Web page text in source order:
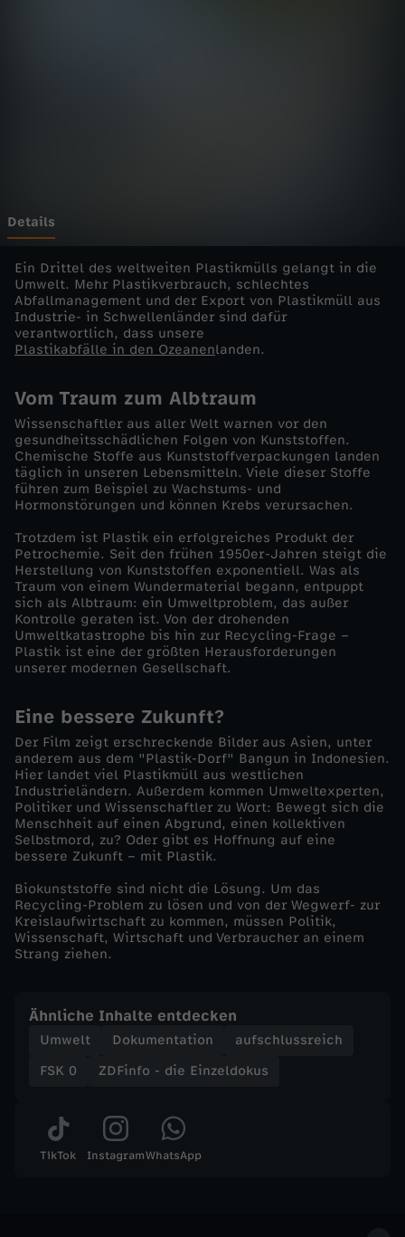
i
n
z
e
l
d
o
k
u
s
-
P
l
a
s
t
i
k
m
ü
l
Details
Ein Drittel des weltweiten Plastikmülls gelangt in die
Umwelt. Mehr Plastikverbrauch, schlechtes
Abfallmanagement und der Export von Plastikmüll aus
Industrie- in Schwellenländer sind dafür
verantwortlich, dass unsere
Plastikabfälle in den Ozeanenlanden.
Vom Traum zum Albtraum
Wissenschaftler aus aller Welt warnen vor den
gesundheitsschädlichen Folgen von Kunststoffen.
Chemische Stoffe aus Kunststoffverpackungen landen
täglich in unseren Lebensmitteln. Viele dieser Stoffe
führen zum Beispiel zu Wachstums- und
Hormonstörungen und können Krebs verursachen.
Trotzdem ist Plastik ein erfolgreiches Produkt der
Petrochemie. Seit den frühen 1950er-Jahren steigt die
Herstellung von Kunststoffen exponentiell. Was als
Traum von einem Wundermaterial begann, entpuppt
sich als Albtraum: ein Umweltproblem, das außer
Kontrolle geraten ist. Von der drohenden
Umweltkatastrophe bis hin zur Recycling-Frage –
Plastik ist eine der größten Herausforderungen
unserer modernen Gesellschaft.
Eine bessere Zukunft?
Der Film zeigt erschreckende Bilder aus Asien, unter
anderem aus dem "Plastik-Dorf" Bangun in Indonesien.
Hier landet viel Plastikmüll aus westlichen
Industrieländern. Außerdem kommen Umweltexperten,
Politiker und Wissenschaftler zu Wort: Bewegt sich die
Menschheit auf einen Abgrund, einen kollektiven
Selbstmord, zu? Oder gibt es Hoffnung auf eine
bessere Zukunft – mit Plastik.
Biokunststoffe sind nicht die Lösung. Um das
Recycling-Problem zu lösen und von der Wegwerf- zur
Kreislaufwirtschaft zu kommen, müssen Politik,
Wissenschaft, Wirtschaft und Verbraucher an einem
Strang ziehen.
Ähnliche Inhalte entdecken
Umwelt Dokumentation
aufschlussreich
FSK 0
ZDFinfo - die Einzeldokus
TikTok InstagramWhatsApp